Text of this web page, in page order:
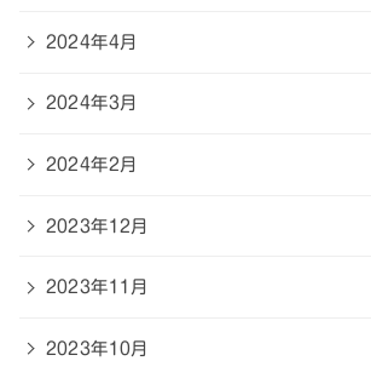
2024年4月
2024年3月
2024年2月
2023年12月
2023年11月
2023年10月